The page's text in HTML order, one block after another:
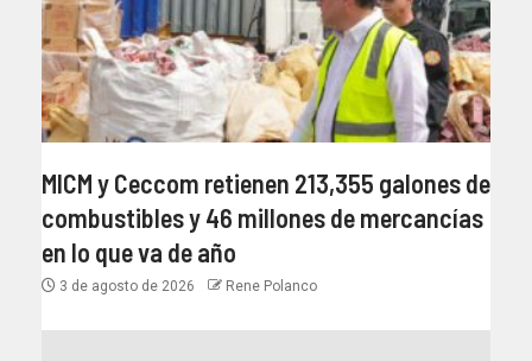
MICM y Ceccom retienen 213,355 galones de
combustibles y 46 millones de mercancías
en lo que va de año
3 de agosto de 2026 Rene Polanco